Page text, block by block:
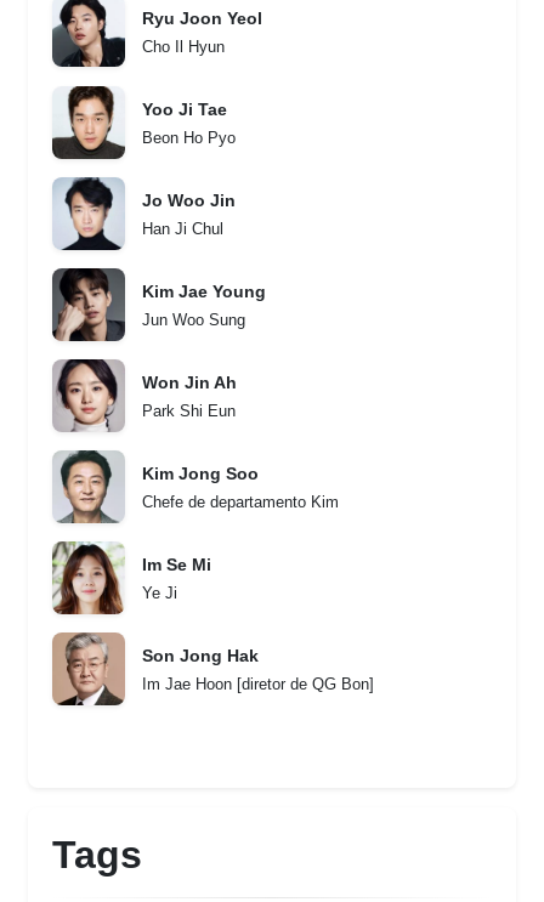
Ryu Joon Yeol
Cho Il Hyun
Yoo Ji Tae
Beon Ho Pyo
Jo Woo Jin
Han Ji Chul
Kim Jae Young
Jun Woo Sung
Won Jin Ah
Park Shi Eun
Kim Jong Soo
Chefe de departamento Kim
Im Se Mi
Ye Ji
Son Jong Hak
Im Jae Hoon [diretor de QG Bon]
Tags